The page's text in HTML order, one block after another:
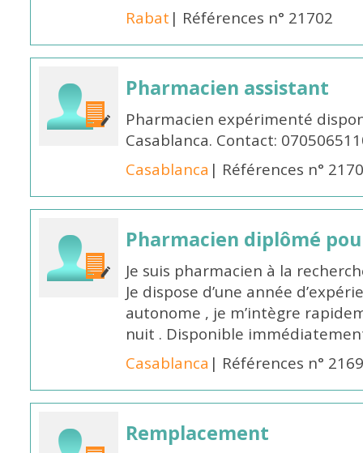
Rabat | Références n° 21702
Pharmacien assistant
Pharmacien expérimenté
Casablanca. Contact:
Casablanca | Références n°
Pharmacien diplômé
Je suis pharmacien à la
Je dispose d’une année
autonome , je m’intègre
nuit . Disponible
Casablanca | Références n°
Remplacement